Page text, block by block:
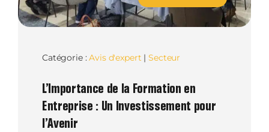
Catégorie :Avis d'expert |Secteur
L’Importance de la Formation en
Entreprise : Un Investissement pour
l’Avenir